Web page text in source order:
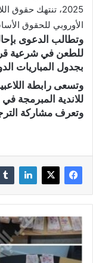
2025، تنتهك حقوق
الأوروبي للحقوق
وتطالب الدعوى
للطعن في شرعية
بجدول المباريات
وتسعى رابطة
وتعرف مشاركة